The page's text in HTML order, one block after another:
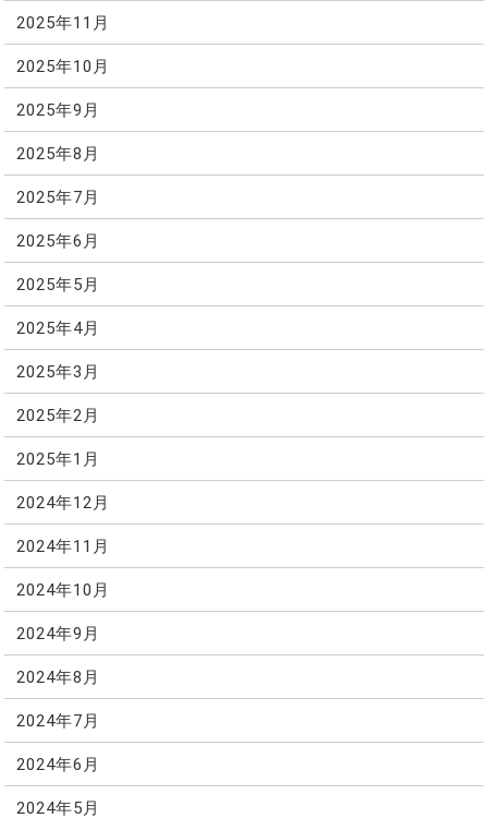
2025年11月
2025年10月
2025年9月
2025年8月
2025年7月
2025年6月
2025年5月
2025年4月
2025年3月
2025年2月
2025年1月
2024年12月
2024年11月
2024年10月
2024年9月
2024年8月
2024年7月
2024年6月
2024年5月